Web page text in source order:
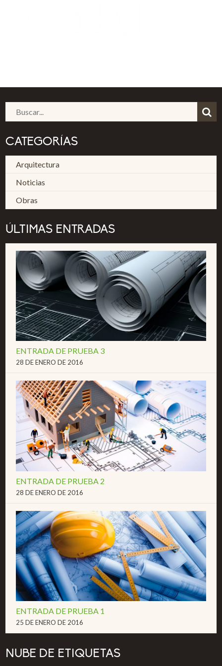
CATEGORÍAS
Arquitectura
Noticias
Obras
ÚLTIMAS ENTRADAS
ENTRADA DE PRUEBA 3
28 DE ENERO DE 2016
ENTRADA DE PRUEBA 2
28 DE ENERO DE 2016
ENTRADA DE PRUEBA 1
25 DE ENERO DE 2016
NUBE DE ETIQUETAS